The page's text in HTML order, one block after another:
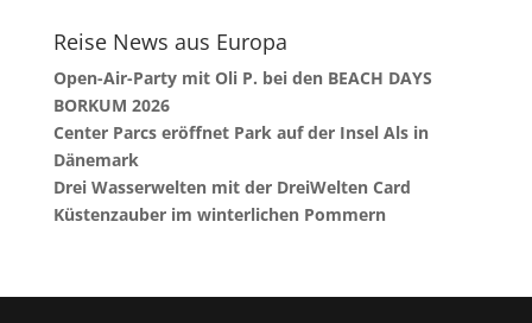
Reise News aus Europa
Open-Air-Party mit Oli P. bei den BEACH DAYS
BORKUM 2026
Center Parcs eröffnet Park auf der Insel Als in
Dänemark
Drei Wasserwelten mit der DreiWelten Card
Küstenzauber im winterlichen Pommern